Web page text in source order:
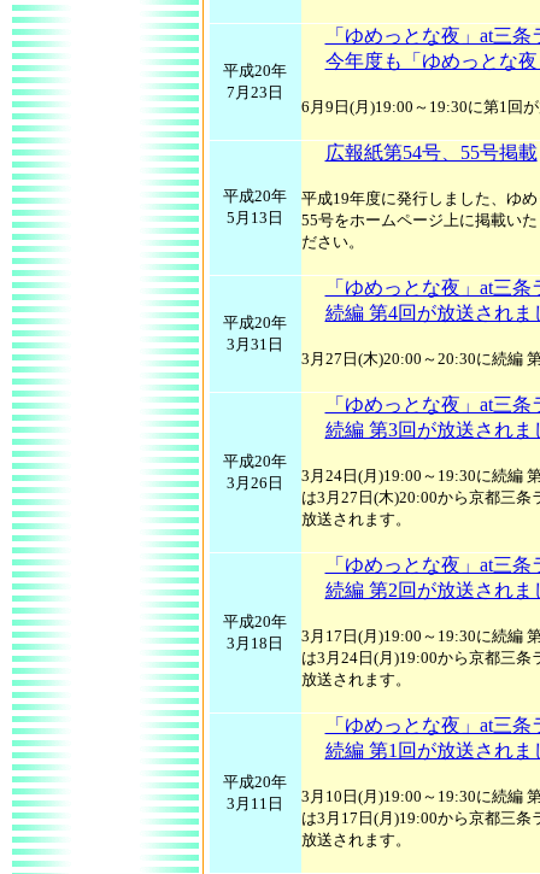
平成20年
7月23日
「ゆめっとな夜」at三
今年度も「ゆめっとな
6月9日(月)19:00～19:30に第1回
平成20年
5月13日
広報紙第54号、55号掲載
平成19年度に発行しました、ゆ
55号をホームページ上に掲載い
ださい。
平成20年
3月31日
「ゆめっとな夜」at三
続編 第4回が放送されま
3月27日(木)20:00～20:30に続編
平成20年
3月26日
「ゆめっとな夜」at三
続編 第3回が放送されま
3月24日(月)19:00～19:30に続編
は3月27日(木)20:00から京都三条
放送されます。
平成20年
3月18日
「ゆめっとな夜」at三
続編 第2回が放送されま
3月17日(月)19:00～19:30に続編
は3月24日(月)19:00から京都三条
放送されます。
平成20年
3月11日
「ゆめっとな夜」at三
続編 第1回が放送されま
3月10日(月)19:00～19:30に続編
は3月17日(月)19:00から京都三条
放送されます。